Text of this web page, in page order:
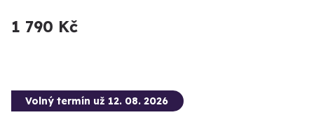
1 790 Kč
Volný termín už 12. 08. 2026